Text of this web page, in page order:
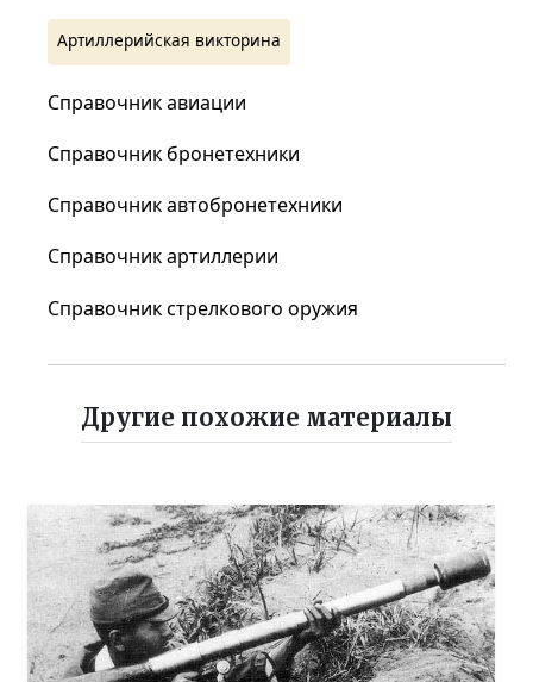
Артиллерийская викторина
Справочник авиации
Справочник бронетехники
Справочник автобронетехники
Справочник артиллерии
Справочник стрелкового оружия
Другие похожие материалы